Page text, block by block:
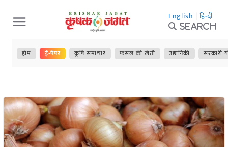
Skip
to
content
English | हिन्दी
Search
होम ई-पेपर कृषि समाचार फसल की खेती उद्यानिकी सरकारी